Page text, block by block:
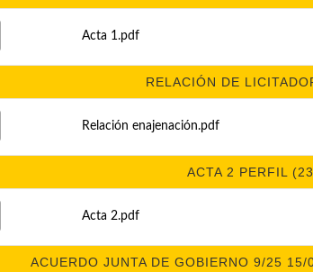
Acta 1.pdf
RELACIÓN DE
Relación enajenación.pdf
ACTA 2 PERFIL
Acta 2.pdf
ACUERDO JUNTA DE GOBIERNO 9/25